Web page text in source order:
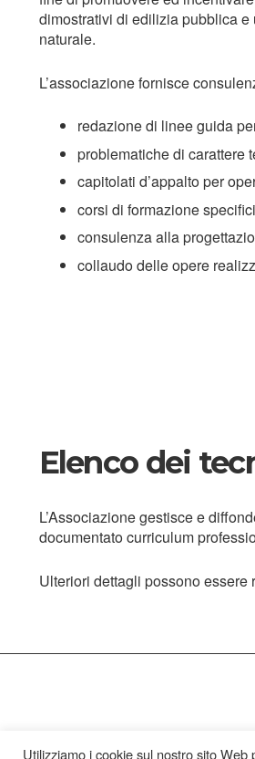
dimostrativi di edilizia pubblica e
naturale.
L’associazione fornisce
redazione di linee guida
problematiche di carattere
capitolati d’appalto per
corsi di formazione
consulenza alla
collaudo delle opere
Elenco dei
L’Associazione gestisce e
documentato curriculum
Ulteriori dettagli possono essere
Utilizziamo i cookie sul nostro sito